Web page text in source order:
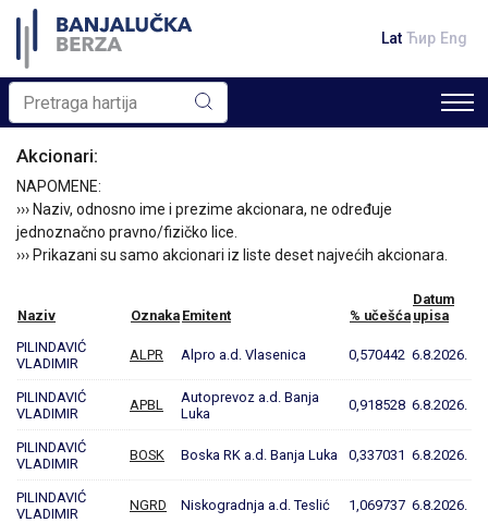
Lat Ћир Eng
Akcionari:
NAPOMENE:
››› Naziv, odnosno ime i prezime akcionara, ne određuje
jednoznačno pravno/fizičko lice.
››› Prikazani su samo akcionari iz liste deset najvećih akcionara.
Naziv Oznaka Emitent % učešća
Datum
upisa
PILINDAVIĆ
VLADIMIR
ALPR Alpro a.d. Vlasenica 0,570442 6.8.2026.
PILINDAVIĆ
VLADIMIR
APBL
Autoprevoz a.d. Banja
Luka
0,918528 6.8.2026.
PILINDAVIĆ
VLADIMIR
BOSK Boska RK a.d. Banja Luka 0,337031 6.8.2026.
PILINDAVIĆ
VLADIMIR
NGRD Niskogradnja a.d. Teslić 1,069737 6.8.2026.